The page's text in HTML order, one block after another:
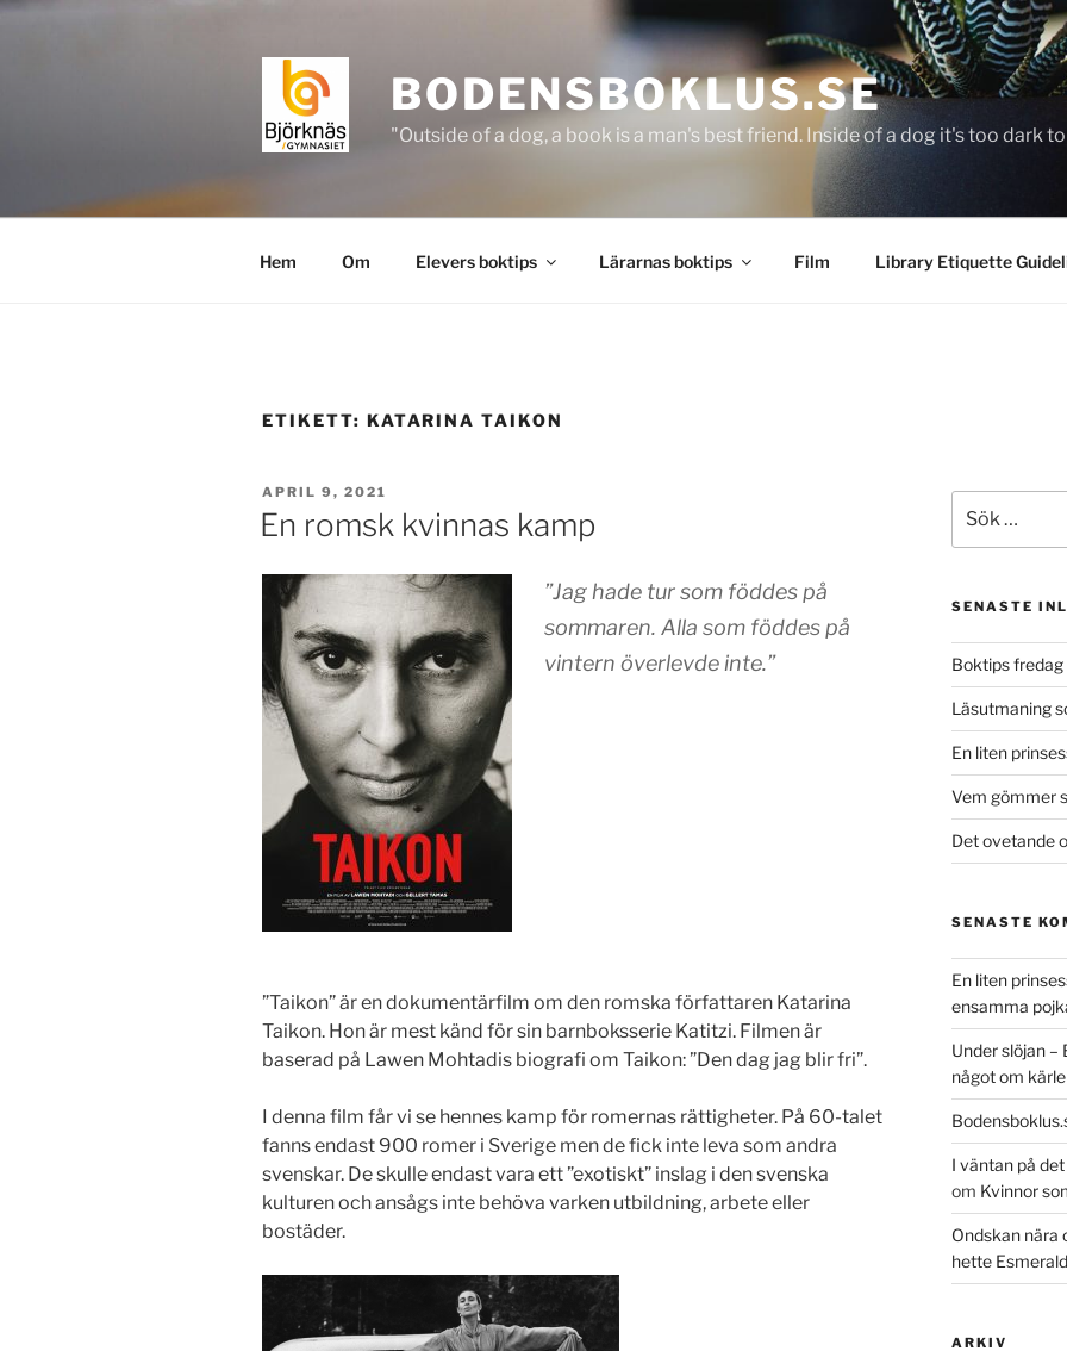
Hoppa
BODENSBOKLUS.SE
"Outside of a dog, a book is a man's best friend. Inside of a dog it's too dark
Hem Om Elevers boktips Lärarnas boktips Film Library Etiquette
ETIKETT: KATARINA TAIKON
PUBLICERAT
APRIL 9, 2021
En romsk kvinnas kamp
”Jag hade tur som föddes på
sommaren. Alla som föddes på
vintern överlevde inte.”
”Taikon” är en dokumentärfilm om den romska författaren Katarina
Taikon. Hon är mest känd för sin barnboksserie Katitzi. Filmen är
baserad på Lawen Mohtadis biografi om Taikon: ”Den dag jag blir fri”.
I denna film får vi se hennes kamp för romernas rättigheter. På 60-talet
fanns endast 900 romer i Sverige men de fick inte leva som andra
svenskar. De skulle endast vara ett ”exotiskt” inslag i den svenska
kulturen och ansågs inte behöva varken utbildning, arbete eller
bostäder.
efter:
SENASTE
Boktips fredag
Läsutmaning
En liten
Vem gömmer
Det ovetande
SENASTE
En liten
ensamma
Under slöjan –
något om
I väntan på
om Kvinnor
Ondskan nära
hette
ARKIV